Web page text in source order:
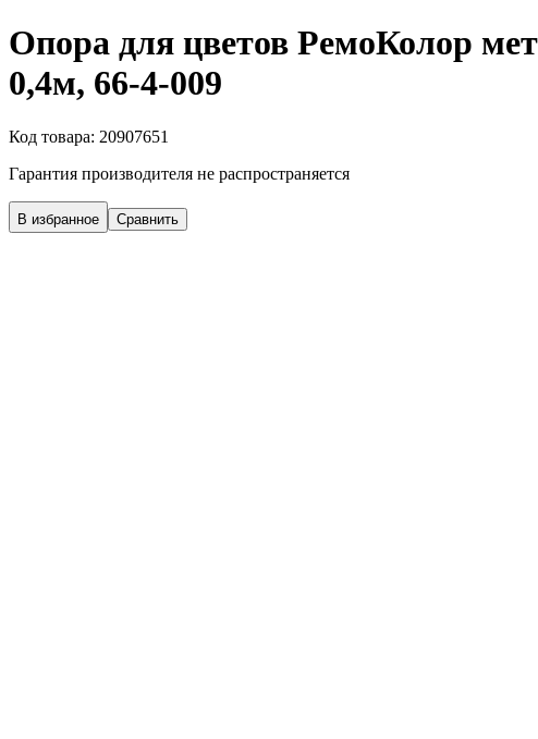
Опора для цветов РемоКолор
0,4м, 66-4-009
Код товара: 20907651
Гарантия производителя не распространяется
В избранное Сравнить